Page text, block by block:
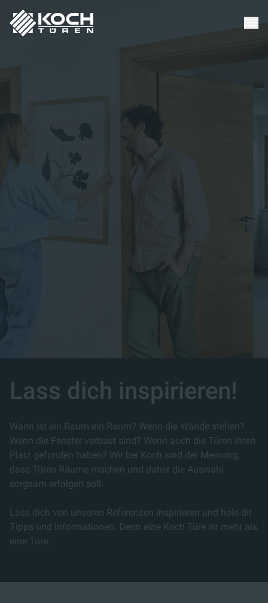
Lass dich inspirieren!
Wann ist ein Raum ein Raum? Wenn die Wände stehen?
Wenn die Fenster verbaut sind? Wenn auch die Türen ihren
Platz gefunden haben? Wir bei Koch sind der Meinung,
dass Türen Räume machen und daher die Auswahl
sorgsam erfolgen soll.
Lass dich von unseren Referenzen inspirieren und hole dir
Tipps und Informationen. Denn eine Koch Türe ist mehr als
eine Türe.